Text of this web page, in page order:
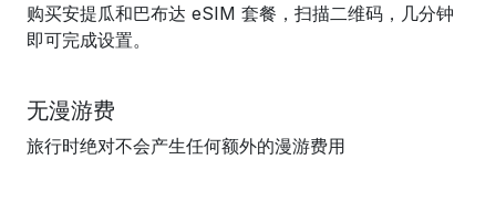
购买安提瓜和巴布达 eSIM 套餐，扫描二维码，几分钟
即可完成设置。
无漫游费
旅行时绝对不会产生任何额外的漫游费用